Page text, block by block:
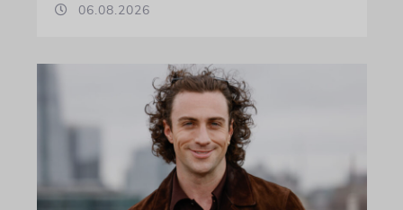
06.08.2026